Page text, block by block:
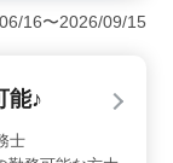
中高年の
ドバイスが
かせます。
れるチャン
など、多岐
活かし、さ
環境で
16〜2026/09/15
能♪
務士